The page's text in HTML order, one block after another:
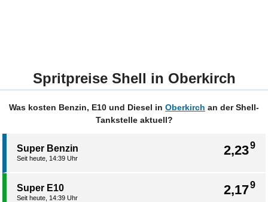
Spritpreise Shell in Oberkirch
Was kosten Benzin, E10 und Diesel in Oberkirch an der Shell-
Tankstelle aktuell?
2,239
Super Benzin
Seit heute, 14:39 Uhr
2,179
Super E10
Seit heute, 14:39 Uhr